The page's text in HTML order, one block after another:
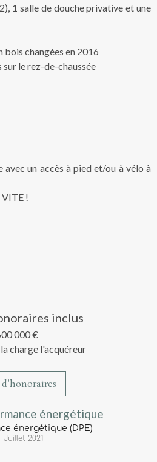
1 salle de douche privative et une
bois changées en 2016
le rez-de-chaussée
un accès à pied et/ou à vélo à
!
inclus
000 €
charge l'acquéreur
énergétique